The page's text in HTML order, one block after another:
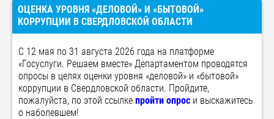
ОЦЕНКА УРОВНЯ «ДЕЛОВОЙ» И «БЫТОВОЙ»
КОРРУПЦИИ В СВЕРДЛОВСКОЙ ОБЛАСТИ
С 12 мая по 31 августа 2026 года на платформе
«Госуслуги. Решаем вместе» Департаментом проводятся
опросы в целях оценки уровня «деловой» и «бытовой»
коррупции в Свердловской области. Пройдите,
пожалуйста, по этой ссылке пройти опрос и выскажитесь
о наболевшем!